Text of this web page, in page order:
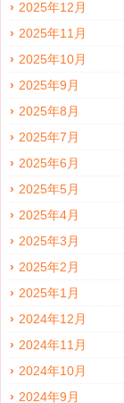
2025年12月
2025年11月
2025年10月
2025年9月
2025年8月
2025年7月
2025年6月
2025年5月
2025年4月
2025年3月
2025年2月
2025年1月
2024年12月
2024年11月
2024年10月
2024年9月